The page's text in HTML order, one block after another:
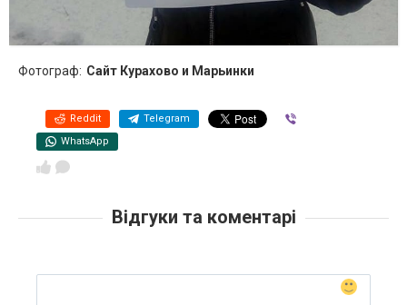
Фотограф: Сайт Курахово и Марьинки
Reddit Telegram
WhatsApp
Відгуки та коментарі